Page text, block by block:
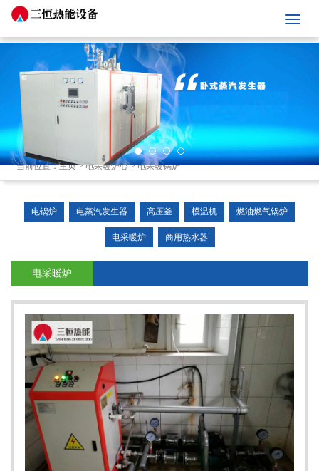
当前位置：主页>电采暖炉心>电采暖锅炉
电锅炉 电蒸汽发生器 高压釜 模温机 燃油燃气锅炉
电采暖炉 商用热水器
电采暖炉